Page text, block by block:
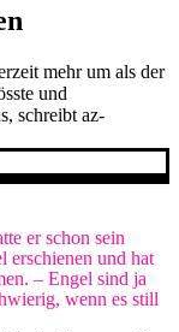
mehr um als der
und
schreibt az-
er schon sein
erschienen und hat
– Engel sind ja
wenn es still